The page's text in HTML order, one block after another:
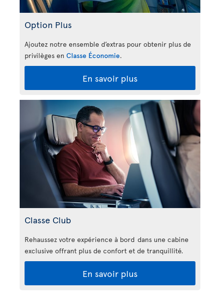
Option Plus
Ajoutez notre ensemble d’extras pour obtenir plus de
privilèges en Classe Économie.
En savoir plus
Classe Club
Rehaussez votre expérience à bord dans une cabine
exclusive offrant plus de confort et de tranquillité.
En savoir plus